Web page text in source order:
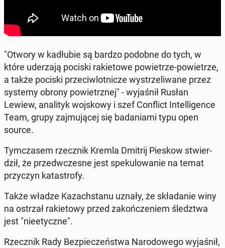
"Otwory w ka­dłu­bie są bardzo podobne do tych, w
które ude­rza­ją pociski ra­kie­to­we po­wie­trze-po­wie­trze,
a także pociski prze­ciw­lot­ni­cze wy­strze­li­wa­ne przez
systemy obrony po­wietrz­nej" - wy­ja­śnił Rusłan
Lewiew, ana­li­tyk woj­sko­wy i szef Con­flict In­tel­li­gen­ce
Team, grupy zaj­mu­ją­cej się ba­da­nia­mi typu open
source.
Tym­cza­sem rzecz­nik Kremla Dmitrij Pieskow stwier­
dził, że przed­wcze­sne jest spe­ku­lo­wa­nie na temat
przy­czyn ka­ta­stro­fy.
Także władze Ka­zach­sta­nu uznały, że skła­da­nie winy
na ostrzał ra­kie­to­wy przed za­koń­cze­niem śledz­twa
jest "nie­etycz­ne".
Rzecz­nik Rady Bez­pie­czeń­stwa Na­ro­do­we­go wy­ja­śnił,